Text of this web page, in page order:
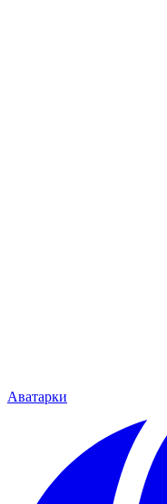
Аватарки